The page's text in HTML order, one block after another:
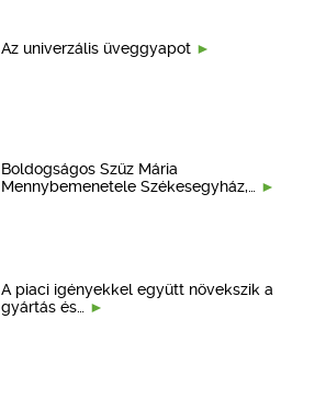
Az univerzális üveggyapot
Boldogságos Szűz Mária
Mennybemenetele Székesegyház,…
A piaci igényekkel együtt növekszik a
gyártás és…